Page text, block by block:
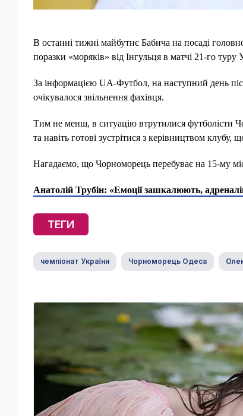
В останні тижні майбутнє Бабича на посаді
поразки «моряків» від Інгульця в матчі 21-го
За інформацією UA-Футбол, на наступний день
очікувалося звільнення фахівця.
Тим не менш, в ситуацію втрутилися футболісти
та навіть готові зустрітися з керівництвом клубу,
Нагадаємо, що Чорноморець перебуває на 15-му
Анатолій Трубін: «Емоції зашкалюють,
ТЕГИ
чемпіонат України Чорноморець Одеса